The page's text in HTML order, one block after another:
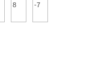
8 -7